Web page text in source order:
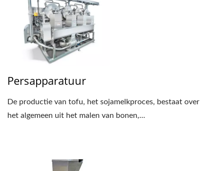
Persapparatuur
De productie van tofu, het sojamelkproces, bestaat over
het algemeen uit het malen van bonen,...